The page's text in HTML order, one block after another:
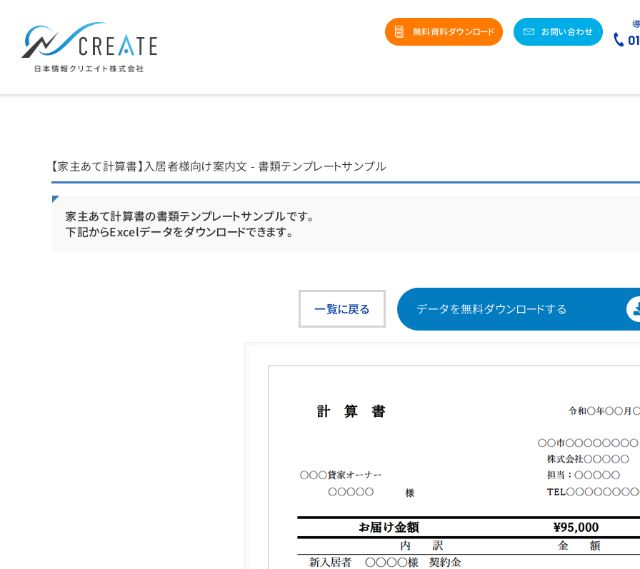
無料資料ダウンロード お問い合わせ
【家主あて計算書】入居者様向け案内文 - 書類テンプレートサンプル
家主あて計算書の書類テンプレートサンプルです。
下記からExcelデータをダウンロードできます。
一覧に戻る データを無料ダウンロードする